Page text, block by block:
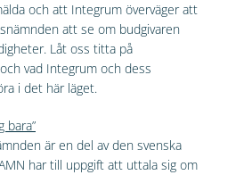
och att Integrum överväger att
att se om budgivaren
Låt oss titta på
vad Integrum och dess
i det här läget.
bara”
är en del av den svenska
har till uppgift att uttala sig om